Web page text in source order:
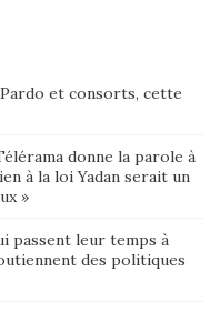
et consorts, cette
donne la parole à
à la loi Yadan serait un
»
passent leur temps à
des politiques